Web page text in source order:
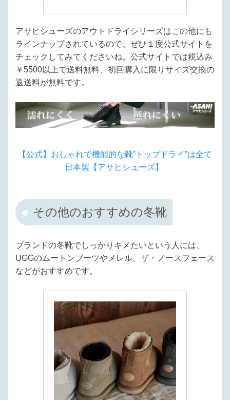
アサヒシューズのアウトドライシリーズはこの他にも
ラインナップされているので、ぜひ１度公式サイトを
チェックしてみてくださいね。公式サイトでは税込み
￥5500以上で送料無料、初回購入に限りサイズ交換の
返送料が無料です。
【公式】おしゃれで機能的な靴”トップドライ”は全て
日本製【アサヒシューズ】
その他のおすすめの冬靴
ブランドの冬靴でしっかりキメたいという人には、
UGGのムートンブーツやメレル、ザ・ノースフェース
などがおすすめです。